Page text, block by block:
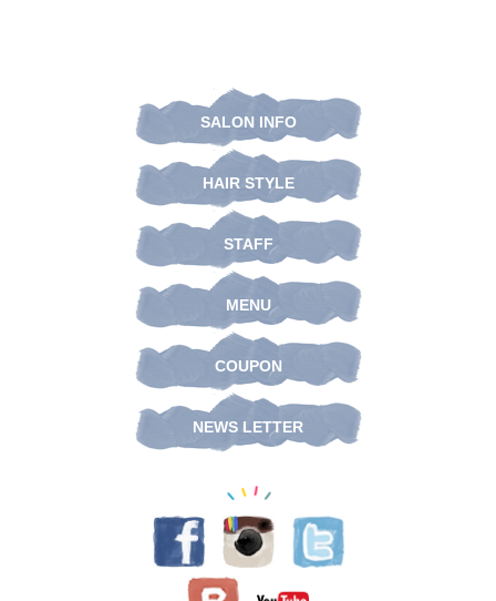
SALON INFO
HAIR STYLE
STAFF
MENU
COUPON
NEWS LETTER